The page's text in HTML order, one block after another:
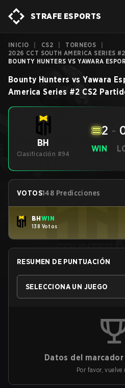
STRAFE ESPORTS
INICIO CS2 TORNEOS
2026 CCT SOUTH AMERICA SERIES #2
BOUNTY HUNTERS VS YAWARA
Bounty Hunters vs Yawara
America Series #2 CS2
BH
Clasificación #94
WIN
2 -
VOTOS148 Predicciones
BHWIN
138 Votos
RESUMEN DE PUNTUACIÓN
SELECCIONA UN JUEGO
Datos del
Por favor, vuelve